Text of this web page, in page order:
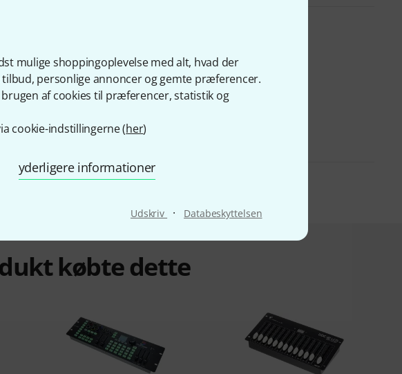
mulige shoppingoplevelse med alt, hvad der
personlige annoncer og gemte præferencer.
af cookies til præferencer, statistik og
cookie-indstillingerne (her)
yderligere informationer
Udskriv · Databeskyttelsen
købte dette